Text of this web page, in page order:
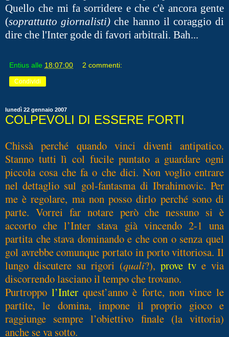
Quello che mi fa sorridere e che c'è ancora gente
(soprattutto giornalisti) che hanno il coraggio di
dire che l'Inter gode di favori arbitrali. Bah...
Entius alle 18:07:00 2 commenti:
Condividi
lunedì 22 gennaio 2007
COLPEVOLI DI ESSERE FORTI
Chissà perché quando vinci diventi antipatico.
Stanno tutti lì col fucile puntato a guardare ogni
piccola cosa che fa o che dici. Non voglio entrare
nel dettaglio sul gol-fantasma di Ibrahimovic. Per
me è regolare, ma non posso dirlo perché sono di
parte. Vorrei far notare però che nessuno si è
accorto che l’Inter stava già vincendo 2-1 una
partita che stava dominando e che con o senza quel
gol avrebbe comunque portato in porto vittoriosa. Il
lungo discutere su rigori (quali?), prove tv e via
discorrendo lasciano il tempo che trovano.
Purtroppol’Inter quest’anno è forte, non vince le
partite, le domina, impone il proprio gioco e
raggiunge sempre l’obiettivo finale (la vittoria)
anche se va sotto.